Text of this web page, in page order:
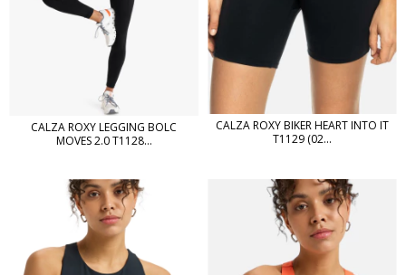
CALZA ROXY LEGGING BOLC
MOVES 2.0 T1128...
CALZA ROXY BIKER HEART INTO IT
T1129 (02...